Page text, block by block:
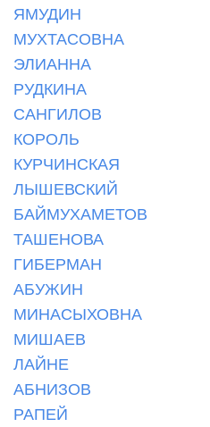
ЯМУДИН
МУХТАСОВНА
ЭЛИАННА
РУДКИНА
САНГИЛОВ
КОРОЛЬ
КУРЧИНСКАЯ
ЛЫШЕВСКИЙ
БАЙМУХАМЕТОВ
ТАШЕНОВА
ГИБЕРМАН
АБУЖИН
МИНАСЫХОВНА
МИШАЕВ
ЛАЙНЕ
АБНИЗОВ
РАПЕЙ